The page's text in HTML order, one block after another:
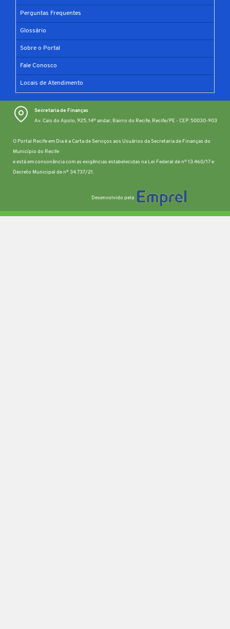
Perguntas Frequentes
Glossário
Sobre o Portal
Fale Conosco
Locais de Atendimento
Secretaria de Finanças
Av. Cais do Apolo, 925, 14º andar, Bairro do Recife, Recife/PE - CEP: 50030-903
O Portal Recife em Dia é a Carta de Serviços aos Usuários da Secretaria de Finanças do
Município do Recife
e está em consonância com as exigências estabelecidas na Lei Federal de nº 13.460/17 e
Decreto Municipal de nº 34.737/21.
Desenvolvido pela